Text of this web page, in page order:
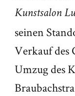
Kunstsalon
seinen
Verkauf des
Umzug des